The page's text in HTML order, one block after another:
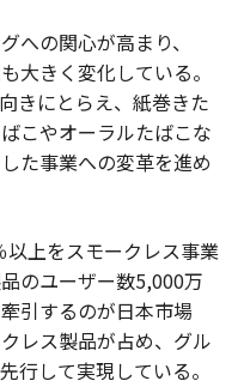
への関心が高まり、
大きく変化している。
きにとらえ、紙巻きた
こやオーラルたばこな
た事業への変革を進め
上をスモークレス事業
のユーザー数5,000万
引するのが日本市場
レス製品が占め、グル
行して実現している。